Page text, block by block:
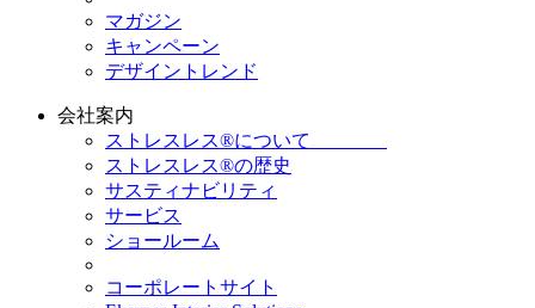
マガジン
キャンペーン
デザイントレンド
会社案内
ストレスレス®について
ストレスレス®の歴史
サスティナビリティ
サービス
ショールーム
コーポレートサイト